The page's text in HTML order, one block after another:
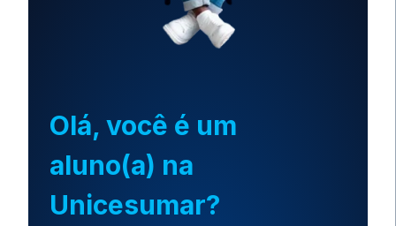
Olá, você é um
aluno(a) na
Unicesumar?